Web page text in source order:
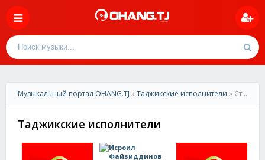
Музыкальный портал OHANG.TJ »Таджикские исполнители » Страница 3
Таджикские исполнители